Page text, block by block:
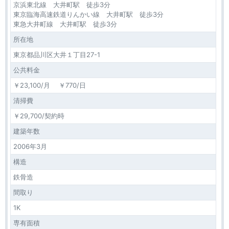
京浜東北線 大井町駅 徒歩3分
東京臨海高速鉄道りんかい線 大井町駅 徒歩3分
東急大井町線 大井町駅 徒歩3分
所在地
東京都品川区大井１丁目27-1
公共料金
￥23,100/月 ￥770/日
清掃費
￥29,700/契約時
建築年数
2006年3月
構造
鉄骨造
間取り
1K
専有面積